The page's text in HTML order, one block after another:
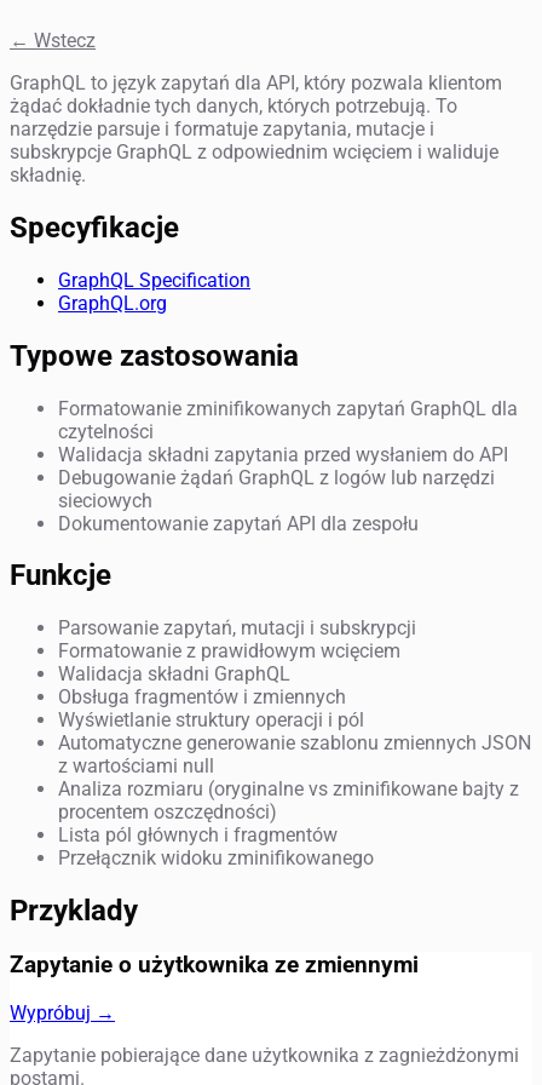
← Wstecz
GraphQL to język zapytań dla API, który pozwala klientom
żądać dokładnie tych danych, których potrzebują. To
narzędzie parsuje i formatuje zapytania, mutacje i
subskrypcje GraphQL z odpowiednim wcięciem i waliduje
składnię.
Specyfikacje
GraphQL Specification
GraphQL.org
Typowe zastosowania
Formatowanie zminifikowanych zapytań GraphQL dla
czytelności
Walidacja składni zapytania przed wysłaniem do API
Debugowanie żądań GraphQL z logów lub narzędzi
sieciowych
Dokumentowanie zapytań API dla zespołu
Funkcje
Parsowanie zapytań, mutacji i subskrypcji
Formatowanie z prawidłowym wcięciem
Walidacja składni GraphQL
Obsługa fragmentów i zmiennych
Wyświetlanie struktury operacji i pól
Automatyczne generowanie szablonu zmiennych JSON
z wartościami null
Analiza rozmiaru (oryginalne vs zminifikowane bajty z
procentem oszczędności)
Lista pól głównych i fragmentów
Przełącznik widoku zminifikowanego
Przyklady
Zapytanie o użytkownika ze zmiennymi
Wypróbuj →
Zapytanie pobierające dane użytkownika z zagnieżdżonymi
postami.